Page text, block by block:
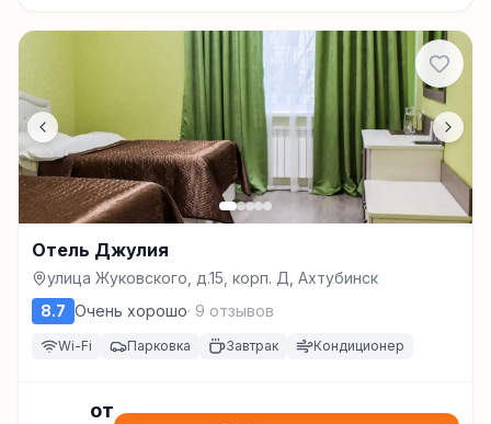
Отель Джулия
улица Жуковского, д.15, корп. Д, Ахтубинск
8.7 Очень хорошо· 9 отзывов
Wi-Fi Парковка Завтрак Кондиционер
от